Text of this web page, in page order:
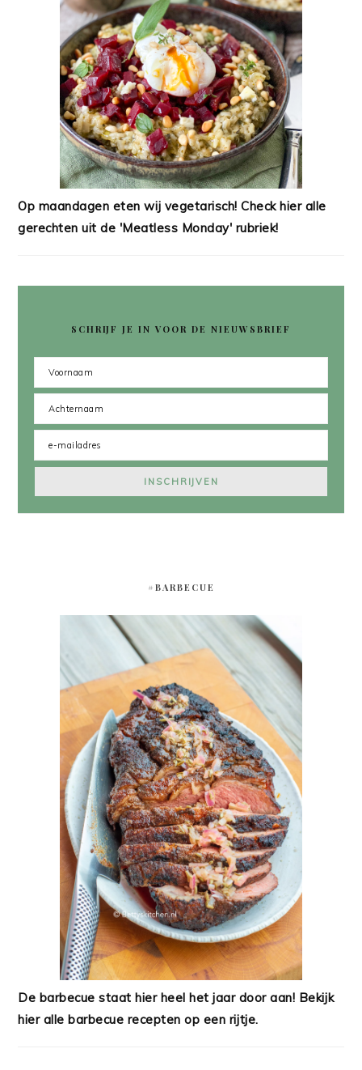
Op maandagen eten wij vegetarisch! Check hier alle
gerechten uit de 'Meatless Monday' rubriek!
SCHRIJF JE IN VOOR DE NIEUWSBRIEF
#BARBECUE
De barbecue staat hier heel het jaar door aan! Bekijk
hier alle barbecue recepten op een rijtje.